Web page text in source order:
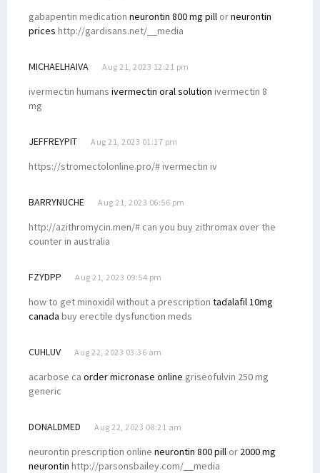
gabapentin medication neurontin 800 mg pill orneurontin
prices http://gardisans.net/__media
MICHAELHAIVA Aug 21, 2023 12:21 pm
ivermectin humans ivermectin oral solution ivermectin 8
mg
JEFFREYPIT Aug 21, 2023 01:17 pm
https://stromectolonline.pro/# ivermectin iv
BARRYNUCHE Aug 21, 2023 06:56 pm
http://azithromycin.men/# can you buy zithromax over the
counter in australia
FZYDPP Aug 21, 2023 09:54 pm
how to get minoxidil without a prescription tadalafil 10mg
canada buy erectile dysfunction meds
CUHLUV Aug 22, 2023 03:36 am
acarbose ca order micronase online griseofulvin 250 mg
generic
DONALDMED Aug 22, 2023 08:21 am
neurontin prescription online neurontin 800 pill or 2000 mg
neurontin http://parsonsbailey.com/__media